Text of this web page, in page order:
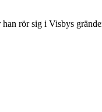
rör sig i Visbys